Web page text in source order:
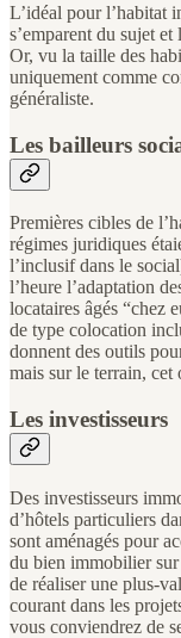
L’idéal pour l’habitat
s’emparent du sujet
Or, vu la taille des
uniquement comme
généraliste.
Les bailleurs
Premières cibles de
régimes juridiques
l’inclusif dans le
l’heure l’adaptation
locataires âgés “chez
de type colocation
donnent des outils
mais sur le terrain, cet
Les investisseurs
Des investisseurs
d’hôtels particuliers
sont aménagés pour
du bien immobilier
de réaliser une plus-
courant dans les
vous conviendrez de